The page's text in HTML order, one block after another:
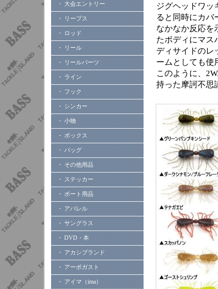
・ 大会エントリー
・ リープス
・ ロッド
・ リール
・ リールパーツ
・ ライン
・ フック
・ シンカー
・ 小物
・ ボックス
・ バッグ
・ その他用品
・ ステッカー
・ ボート用品
・ アパレル
・ サングラス
・ DVD・本
・ アカシブランド
・ アーボガスト
・ アイマ（ima）
ジグヘッドワッ
ると同時にカバ
なかなか反応を
たボディにマス
ディサイドのレ
ームとしても使
このように、
持った摩訶不思